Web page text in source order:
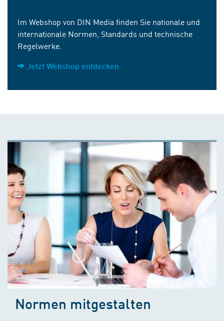
Im Webshop von DIN Media finden Sie nationale und
internationale Normen, Standards und technische
Regelwerke.
Jetzt Webshop entdecken
Normen mitgestalten